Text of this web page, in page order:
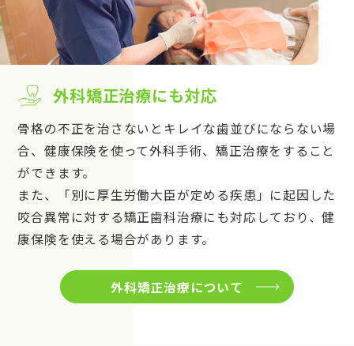
外科矯正治療にも対応
骨格の不正を治さないとキレイな歯並びにならない場
合、健康保険を使って外科手術、矯正治療をすること
ができます。
また、「別に厚生労働大臣が定める疾患」に起因した
咬合異常に対する矯正歯科治療にも対応しており、健
康保険を使える場合があります。
外科矯正治療について